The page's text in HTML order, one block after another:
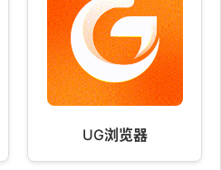
UG浏览器